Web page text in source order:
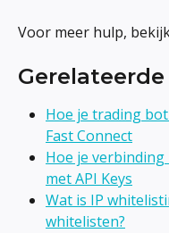
Voor meer hulp,
Hoe je trading
Fast Connect
Hoe je
met API Keys
Wat is IP
whitelisten?